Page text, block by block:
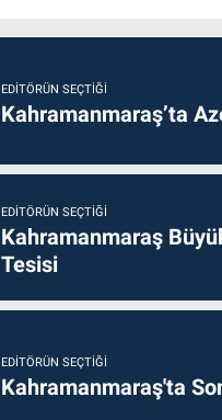
EDITÖRÜN SEÇTIĞI
Kahramanmaraş’ta
EDITÖRÜN SEÇTIĞI
Kahramanmaraş
Tesisi
EDITÖRÜN SEÇTIĞI
Kahramanmaraş'ta